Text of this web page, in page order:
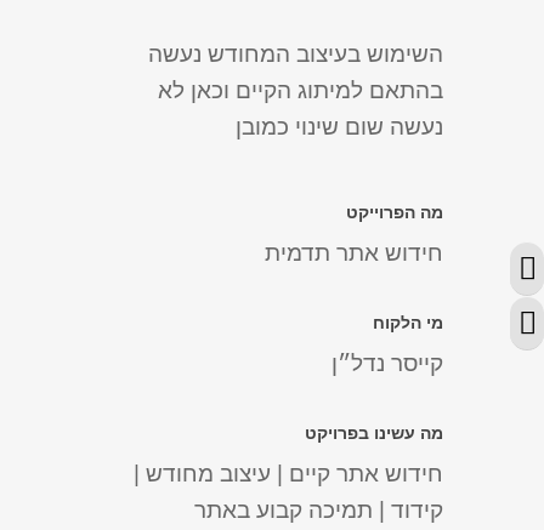
מתג ניגודיות גבוהה
מתג גודל גופן
השימוש בעיצוב המחודש נעשה
בהתאם למיתוג הקיים וכאן לא
נעשה שום שינוי כמובן
מה הפרוייקט
חידוש אתר תדמית
מי הלקוח
קייסר נדל״ן
מה עשינו בפרויקט
חידוש אתר קיים | עיצוב מחודש |
קידוד | תמיכה קבוע באתר